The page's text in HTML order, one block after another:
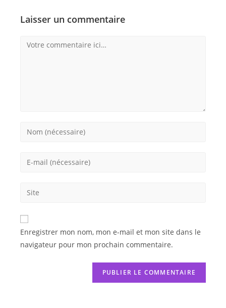
Laisser un commentaire
Enregistrer mon nom, mon e-mail et mon site dans le
navigateur pour mon prochain commentaire.